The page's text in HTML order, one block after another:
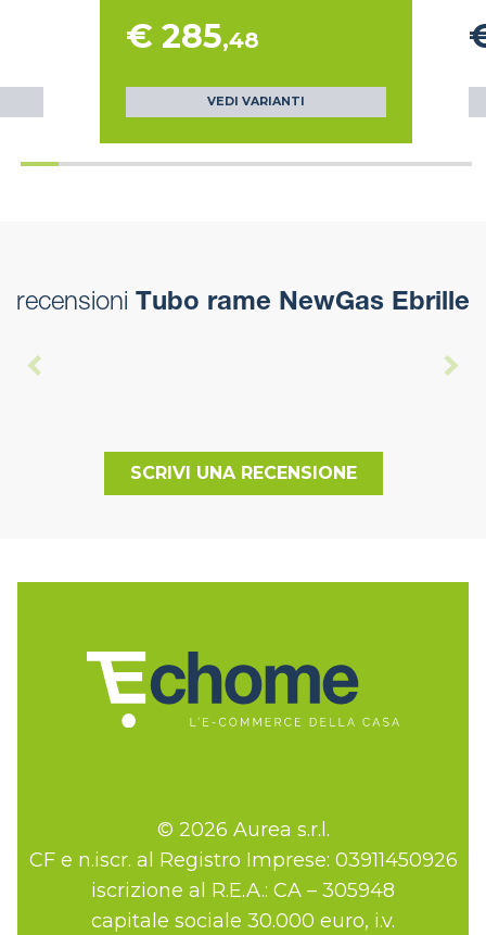
€ 285,48
VEDI VARIANTI
recensioni Tubo rame NewGas Ebrille
SCRIVI UNA RECENSIONE
© 2026 Aurea s.r.l.
CF e n.iscr. al Registro Imprese: 03911450926
iscrizione al R.E.A.: CA – 305948
capitale sociale 30.000 euro, i.v.